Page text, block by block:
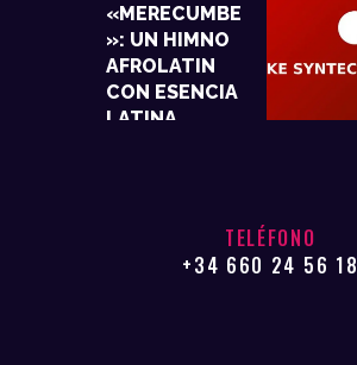
«MERECUMBE
»: UN HIMNO
AFROLATIN
CON ESENCIA
LATINA
TELÉFONO
+34 660 24 56 18